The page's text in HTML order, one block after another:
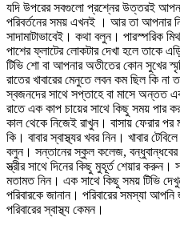
যদি উপরের সবগুলো প্রশ্নের উত্তরই
পরিবর্তনের সময় এখনই । আর তা আপনার
সাদামাটাভাবেই। কথা বলুন। পারস্পরিক
পাশের ফ্লাটের লোকটার দেখা হলে তাকে
টিভি শো বা আপনার অতীতের কোন সুখের
রাতের খাবারের মেনুতে লবন কম ছিল কি
স্বজনদের সাথে সপ্তাহে বা মাসে অন্তত
রাতে এক কাপ চায়ের সাথে কিছু সময় পার
কাল থেকে নিজেই রাখুন। বাসায় ফেরার
কি। বাবার স্বাস্থ্যর খবর নিন। খাবার
বলুন। সন্তানের স্কুল কলেজ,
স্ত্রীর সাথে দিনের কিছু মুহূর্ত শেয়ার করুন।
মতামত নিন। এক সাথে কিছু সময় টিভি
পরিবারকে জানান। পরিবারের সমস্যা
পরিবারের স্বাস্থ্য কেমন।